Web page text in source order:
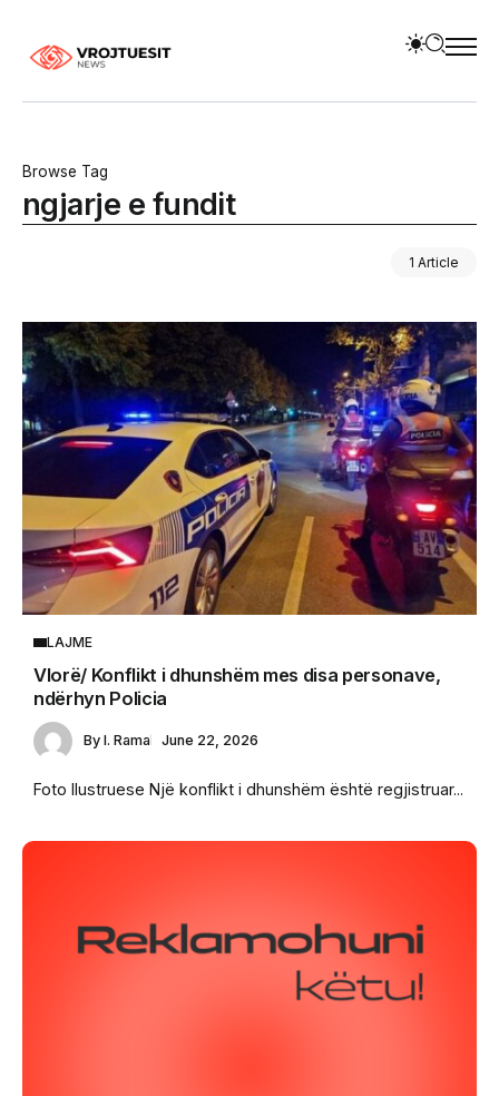
Browse Tag
ngjarje e fundit
1 Article
LAJME
Vlorë/ Konflikt i dhunshëm mes disa personave,
ndërhyn Policia
By I. Rama June 22, 2026
Foto Ilustruese Një konflikt i dhunshëm është regjistruar...